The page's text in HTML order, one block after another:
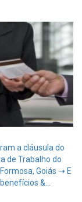
a cláusula do
de Trabalho do
Goiás ⇢ E
&...